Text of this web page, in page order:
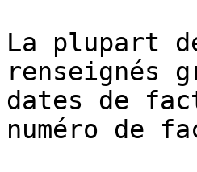
La plupart
renseignés
dates de
numéro de